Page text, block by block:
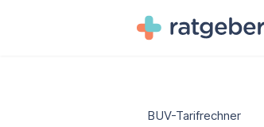
BUV-Tarifrechner